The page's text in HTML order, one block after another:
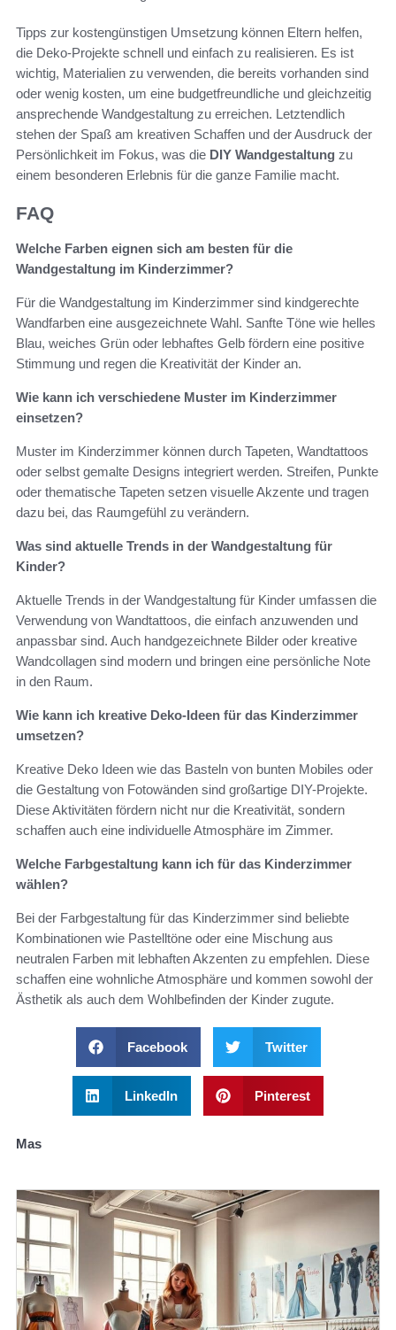
Tipps zur kostengünstigen Umsetzung können Eltern helfen,
die Deko-Projekte schnell und einfach zu realisieren. Es ist
wichtig, Materialien zu verwenden, die bereits vorhanden sind
oder wenig kosten, um eine budgetfreundliche und gleichzeitig
ansprechende Wandgestaltung zu erreichen. Letztendlich
stehen der Spaß am kreativen Schaffen und der Ausdruck der
Persönlichkeit im Fokus, was die DIY Wandgestaltung zu
einem besonderen Erlebnis für die ganze Familie macht.
FAQ
Welche Farben eignen sich am besten für die
Wandgestaltung im Kinderzimmer?
Für die Wandgestaltung im Kinderzimmer sind kindgerechte
Wandfarben eine ausgezeichnete Wahl. Sanfte Töne wie helles
Blau, weiches Grün oder lebhaftes Gelb fördern eine positive
Stimmung und regen die Kreativität der Kinder an.
Wie kann ich verschiedene Muster im Kinderzimmer
einsetzen?
Muster im Kinderzimmer können durch Tapeten, Wandtattoos
oder selbst gemalte Designs integriert werden. Streifen, Punkte
oder thematische Tapeten setzen visuelle Akzente und tragen
dazu bei, das Raumgefühl zu verändern.
Was sind aktuelle Trends in der Wandgestaltung für
Kinder?
Aktuelle Trends in der Wandgestaltung für Kinder umfassen die
Verwendung von Wandtattoos, die einfach anzuwenden und
anpassbar sind. Auch handgezeichnete Bilder oder kreative
Wandcollagen sind modern und bringen eine persönliche Note
in den Raum.
Wie kann ich kreative Deko-Ideen für das Kinderzimmer
umsetzen?
Kreative Deko Ideen wie das Basteln von bunten Mobiles oder
die Gestaltung von Fotowänden sind großartige DIY-Projekte.
Diese Aktivitäten fördern nicht nur die Kreativität, sondern
schaffen auch eine individuelle Atmosphäre im Zimmer.
Welche Farbgestaltung kann ich für das Kinderzimmer
wählen?
Bei der Farbgestaltung für das Kinderzimmer sind beliebte
Kombinationen wie Pastelltöne oder eine Mischung aus
neutralen Farben mit lebhaften Akzenten zu empfehlen. Diese
schaffen eine wohnliche Atmosphäre und kommen sowohl der
Ästhetik als auch dem Wohlbefinden der Kinder zugute.
Facebook Twitter
LinkedIn Pinterest
Mas